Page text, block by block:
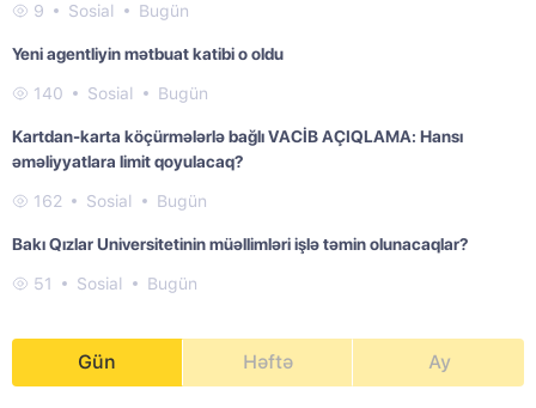
9 Sosial Bugün
Yeni agentliyin mətbuat katibi o oldu
140 Sosial Bugün
Kartdan-karta köçürmələrlə bağlı VACİB AÇIQLAMA: Hansı
əməliyyatlara limit qoyulacaq?
162 Sosial Bugün
Bakı Qızlar Universitetinin müəllimləri işlə təmin olunacaqlar?
51 Sosial Bugün
Gün Həftə Ay